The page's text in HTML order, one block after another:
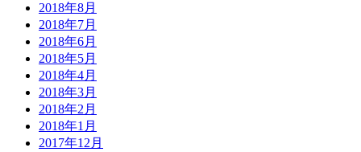
2018年8月
2018年7月
2018年6月
2018年5月
2018年4月
2018年3月
2018年2月
2018年1月
2017年12月